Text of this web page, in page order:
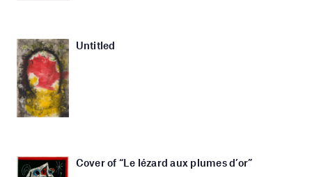
Untitled
Cover of “Le lézard aux plumes d’or”